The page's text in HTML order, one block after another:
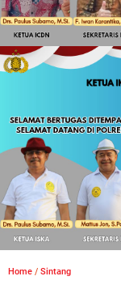
Home / Sintang